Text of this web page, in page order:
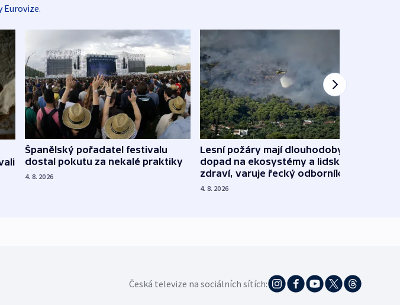
Eurovize.
Španělský pořadatel festivalu
dostal pokutu za nekalé praktiky
4. 8. 2026
Lesní požáry mají dlouhodobý
dopad na ekosystémy a lidské
zdraví, varuje řecký odborník
4. 8. 2026
Česká televize na sociálních sítích: